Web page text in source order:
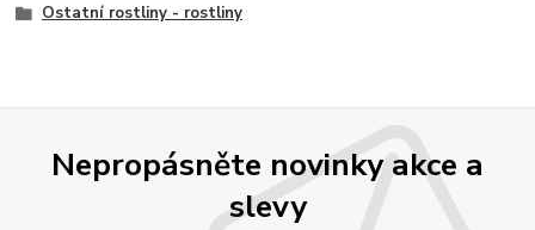
Ostatní rostliny - rostliny
Nepropásněte novinky akce a
slevy